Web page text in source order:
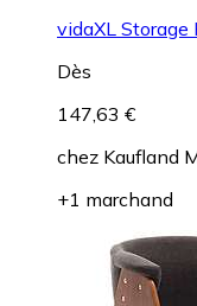
vidaXL
Dès
147,63 €
chez Kaufland
+1 marchand